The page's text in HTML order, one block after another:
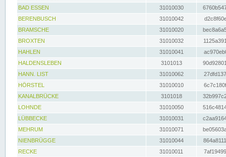
BAD ESSEN
31010030
BERENBUSCH
31010042
BRAMSCHE
31010020
BROXTEN
31010032
HAHLEN
31010041
HALDENSLEBEN
3101013
HANN. LIST
31010062
HÖRSTEL
31010010
KANALBRÜCKE
3101018
LOHNDE
31010050
LÜBBECKE
31010031
MEHRUM
31010071
NIENBRÜGGE
31010044
RECKE
31010011